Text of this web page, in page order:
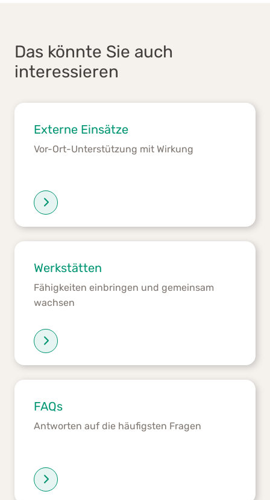
Das könnte Sie auch
interessieren
Externe Einsätze
Vor-Ort-Unterstützung mit Wirkung
Werkstätten
Fähigkeiten einbringen und gemeinsam
wachsen
FAQs
Antworten auf die häufigsten Fragen